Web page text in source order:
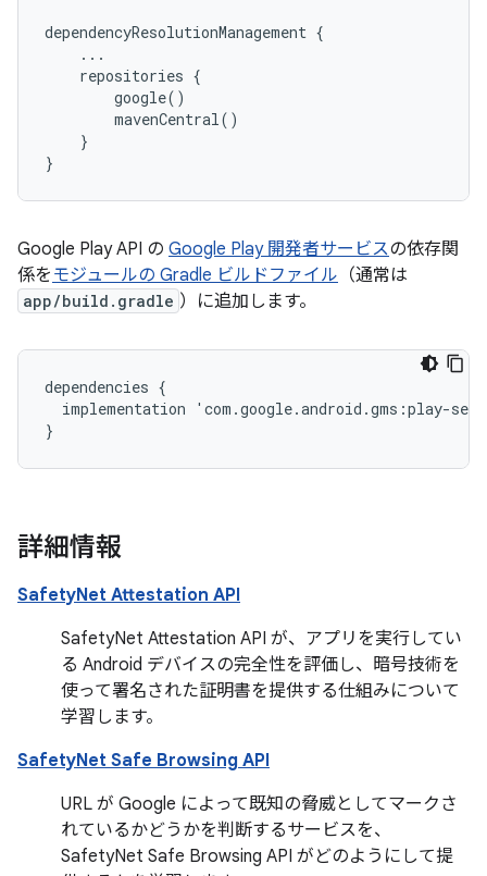
dependencyResolutionManagement {
    ...
    repositories {
        google()
        mavenCentral()
    }
Google Play API の Google Play 開発者サービスの依存関
係を モジュールの Gradle ビルドファイル （通常は
app/build.gradle ）に追加します。
dependencies {
implementation
' com .google.android .gms :play-
}
詳細情報
SafetyNet Attestation API
SafetyNet Attestation API が、アプリを実行してい
る Android デバイスの完全性を評価し、暗号技術を
使って署名された証明書を提供する仕組みについて
学習します。
SafetyNet Safe Browsing API
URL が Google によって既知の脅威としてマークさ
れているかどうかを判断するサービスを、
SafetyNet Safe Browsing API がどのようにして提